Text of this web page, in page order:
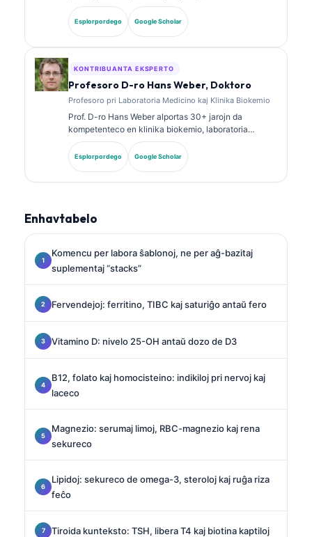
medicino kaj diagnoza analizo. Ŝi havas specialajn
atestojn en klinika kemio kaj publikigis amplekse pri
biomarkilaj paneloj kaj laboratoria analizo en klinika
Esplorpordego Google Scholar
KONTRIBUANTA EKSPERTO
Profesoro D-ro Hans Weber, Doktoro
Profesoro pri Laboratoria Medicino kaj Klinika Biokemio
Prof. D-ro Hans Weber alportas 30+ jarojn da
kompetenteco en klinika biokemio, laboratoria
medicino kaj biomarkila esplorado. Iama Prezidanto
de la Germana Societo por Klinika Kemio, li
specialiĝas pri analizo de diagnozaj paneloj,
Esplorpordego Google Scholar
Enhavtabelo
Komencu per labora ŝablonoj, ne per aĝ-bazitaj
suplementaj “stacks”
Fervendejoj: ferritino, TIBC kaj saturiĝo antaŭ fero
Vitamino D: nivelo 25-OH antaŭ dozo de D3
B12, folato kaj homocisteino: indikiloj pri nervoj kaj
laceco
Magnezio: serumaj limoj, RBC-magnezio kaj rena
sekureco
Lipidoj: sekureco de omega-3, steroloj kaj ruĝa riza
feĉo
Tiroida kunteksto: TSH, libera T4 kaj biotina kaptiloj